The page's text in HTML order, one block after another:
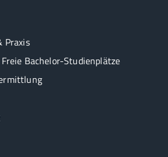
Praxis
Bachelor-Studienplätze